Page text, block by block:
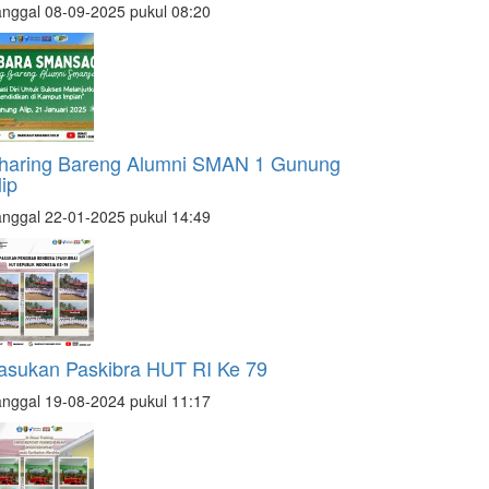
08-09-2025 pukul 08:20
Bareng Alumni SMAN 1 Gunung
22-01-2025 pukul 14:49
Paskibra HUT RI Ke 79
19-08-2024 pukul 11:17